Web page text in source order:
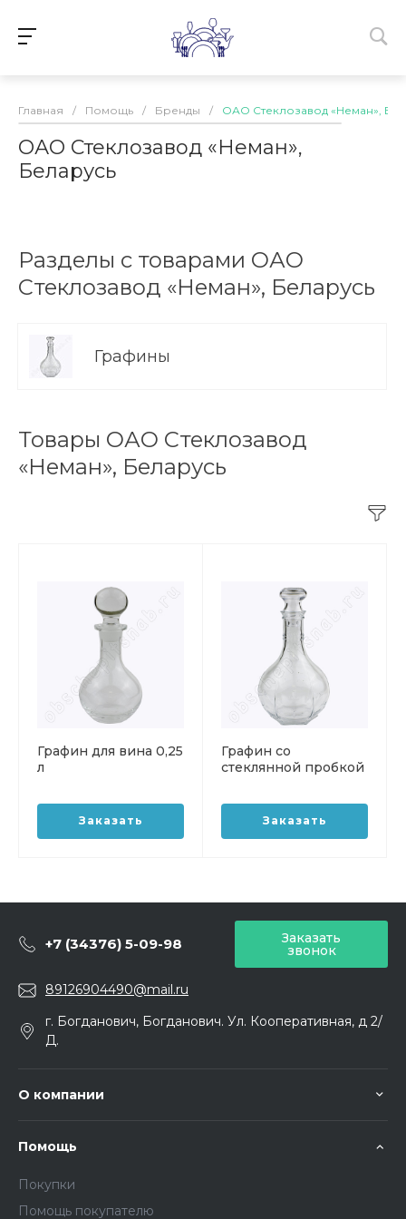
Главная / Помощь / Бренды / ОАО Стеклозавод «Неман»,
ОАО Стеклозавод «Неман»,
Беларусь
Разделы с товарами ОАО
Стеклозавод «Неман», Беларусь
Графины
Товары ОАО Стеклозавод
«Неман», Беларусь
Графин для вина 0,25
л
Заказать
Графин со
стеклянной пробкой
Заказать
+7 (34376) 5-09-98 Заказать
звонок
89126904490@mail.ru
г. Богданович, Богданович. Ул. Кооперативная, д 2/
Д.
О компании
Помощь
Покупки
Помощь покупателю